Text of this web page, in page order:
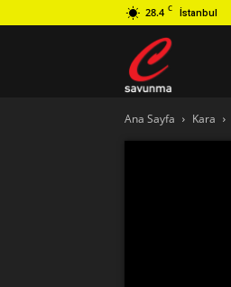
28.4 C İstanbul
Ana Sayfa Kara